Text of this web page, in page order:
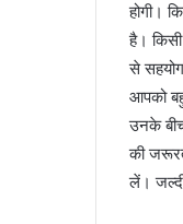
होगी।
है।
से
आपको
उनके
की
लें।